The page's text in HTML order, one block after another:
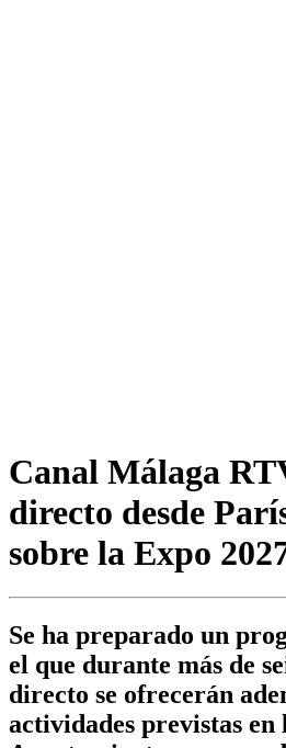
Canal Málaga
directo desde
sobre la Expo
Se ha preparado un
el que durante más de
directo se ofrecerán
actividades previstas en